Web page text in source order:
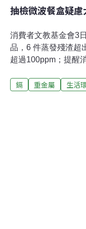
抽檢微波餐盒疑
消費者文教基金會3
品，6 件蒸發殘渣超
超過100ppm；提醒
記者會。消基會董
行多種衛生安全檢
鎘 重金屬 生活